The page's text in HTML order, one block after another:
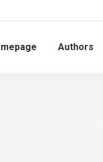
Authors